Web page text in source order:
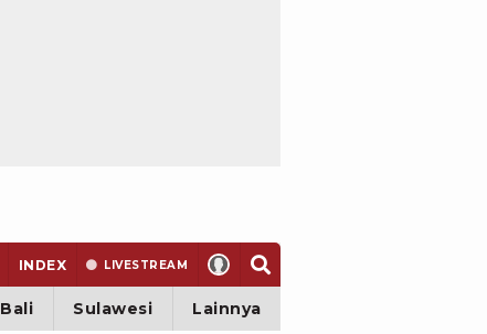
INDEX LIVESTREAM
Bali Sulawesi Lainnya